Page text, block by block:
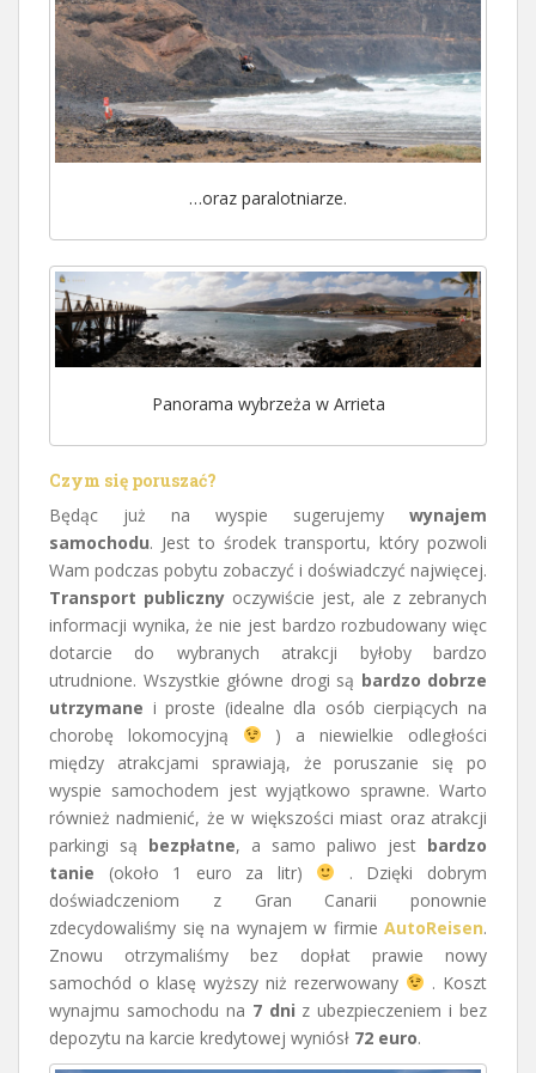
…oraz paralotniarze.
Panorama wybrzeża w Arrieta
Czym się poruszać?
Będąc już na wyspie sugerujemy wynajem
samochodu. Jest to środek transportu, który pozwoli
Wam podczas pobytu zobaczyć i doświadczyć najwięcej.
Transport publiczny oczywiście jest, ale z zebranych
informacji wynika, że nie jest bardzo rozbudowany więc
dotarcie do wybranych atrakcji byłoby bardzo
utrudnione. Wszystkie główne drogi są bardzo dobrze
utrzymane i proste (idealne dla osób cierpiących na
chorobę lokomocyjną
) a niewielkie odległości
między atrakcjami sprawiają, że poruszanie się po
wyspie samochodem jest wyjątkowo sprawne. Warto
również nadmienić, że w większości miast oraz atrakcji
parkingi są bezpłatne, a samo paliwo jest bardzo
tanie (około 1 euro za litr)
. Dzięki dobrym
doświadczeniom z Gran Canarii ponownie
zdecydowaliśmy się na wynajem w firmie AutoReisen.
Znowu otrzymaliśmy bez dopłat prawie nowy
samochód o klasę wyższy niż rezerwowany
. Koszt
wynajmu samochodu na 7 dni z ubezpieczeniem i bez
depozytu na karcie kredytowej wyniósł 72 euro.